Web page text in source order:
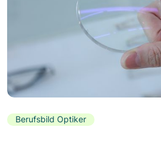
Berufsbild Optiker